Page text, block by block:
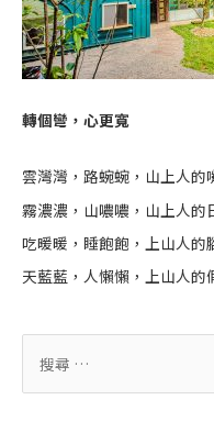
轉個彎，心更寬
雲灣灣，路蜿蜿，山上人的
霧濃濃，山噥噥，山上人的
吃暖暖，睡飽飽，上山人的
天藍藍，人懶懶，上山人的